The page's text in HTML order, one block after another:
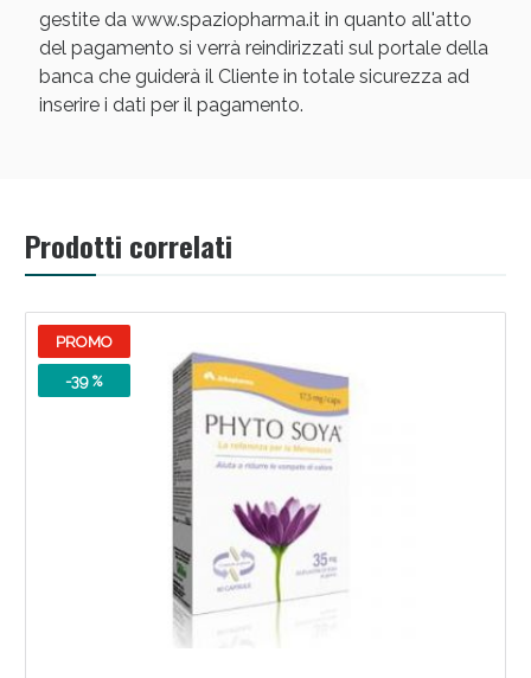
gestite da www.spaziopharma.it in quanto all'atto
del pagamento si verrà reindirizzati sul portale della
banca che guiderà il Cliente in totale sicurezza ad
inserire i dati per il pagamento.
Prodotti correlati
PROMO
-39 %